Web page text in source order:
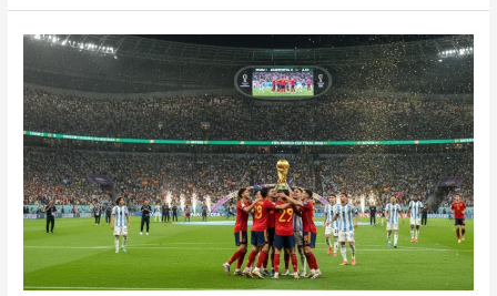
Yarışı:
Mbappe
ve
Haaland’ı
Geride
Bıraktı